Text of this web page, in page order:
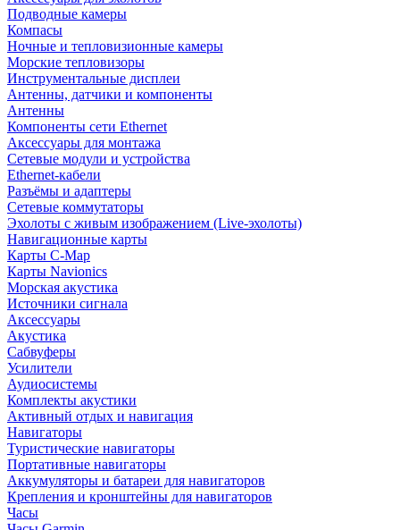
Подводные камеры
Компасы
Ночные и тепловизионные камеры
Морские тепловизоры
Инструментальные дисплеи
Антенны, датчики и компоненты
Антенны
Компоненты сети Ethernet
Аксессуары для монтажа
Сетевые модули и устройства
Ethernet-кабели
Разъёмы и адаптеры
Сетевые коммутаторы
Эхолоты с живым изображением (Live-эхолоты)
Навигационные карты
Карты C-Map
Карты Navionics
Морская акустика
Источники сигнала
Аксессуары
Акустика
Сабвуферы
Усилители
Аудиосистемы
Комплекты акустики
Активный отдых и навигация
Навигаторы
Туристические навигаторы
Портативные навигаторы
Аккумуляторы и батареи для навигаторов
Крепления и кронштейны для навигаторов
Часы